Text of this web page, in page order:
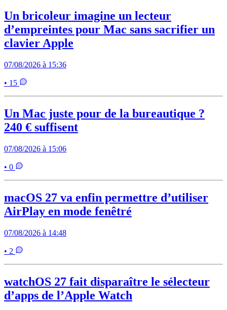
Un bricoleur imagine un lecteur
d’empreintes pour Mac sans sacrifier un
clavier Apple
07/08/2026 à 15:36
• 15
Un Mac juste pour de la bureautique ?
240 € suffisent
07/08/2026 à 15:06
• 0
macOS 27 va enfin permettre d’utiliser
AirPlay en mode fenêtré
07/08/2026 à 14:48
• 2
watchOS 27 fait disparaître le sélecteur
d’apps de l’Apple Watch